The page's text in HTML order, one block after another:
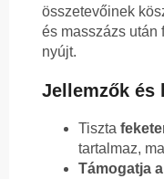
összetevőinek
és masszázs után
nyújt.
Jellemzők és
Tiszta
tartalmaz,
Támogatja